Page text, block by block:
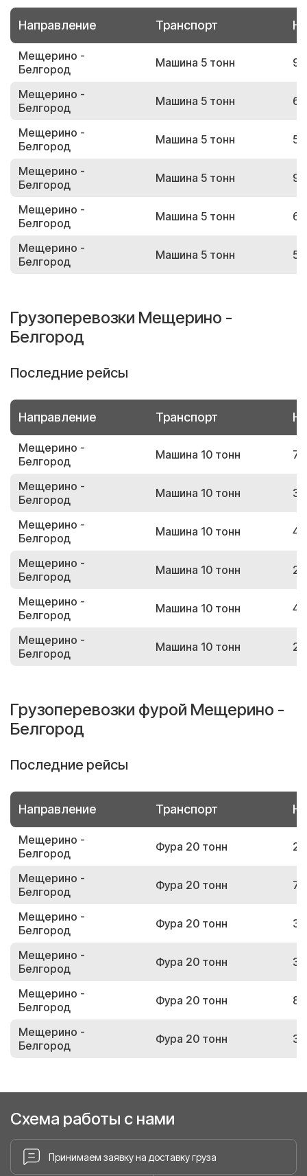
Направление Транспорт
Мещерино -
Белгород
Машина 5 тонн
Мещерино -
Белгород
Машина 5 тонн
Мещерино -
Белгород
Машина 5 тонн
Мещерино -
Белгород
Машина 5 тонн
Мещерино -
Белгород
Машина 5 тонн
Мещерино -
Белгород
Машина 5 тонн
Грузоперевозки Мещерино -
Белгород
Последние рейсы
Направление Транспорт
Мещерино -
Белгород
Машина 10 тонн
Мещерино -
Белгород
Машина 10 тонн
Мещерино -
Белгород
Машина 10 тонн
Мещерино -
Белгород
Машина 10 тонн
Мещерино -
Белгород
Машина 10 тонн
Мещерино -
Белгород
Машина 10 тонн
Грузоперевозки фурой Мещерино -
Белгород
Последние рейсы
Направление Транспорт
Мещерино -
Белгород
Фура 20 тонн
Мещерино -
Белгород
Фура 20 тонн
Мещерино -
Белгород
Фура 20 тонн
Мещерино -
Белгород
Фура 20 тонн
Мещерино -
Белгород
Фура 20 тонн
Мещерино -
Белгород
Фура 20 тонн
Схема работы с нами
Принимаем заявку на доставку груза